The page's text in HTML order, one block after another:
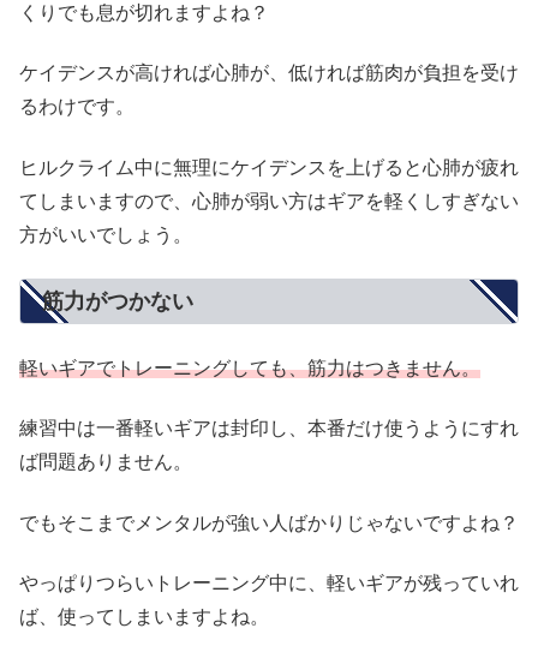
くりでも息が切れますよね？
ケイデンスが高ければ心肺が、低ければ筋肉が負担を受け
るわけです。
ヒルクライム中に無理にケイデンスを上げると心肺が疲れ
てしまいますので、心肺が弱い方はギアを軽くしすぎない
方がいいでしょう。
筋力がつかない
軽いギアでトレーニングしても、筋力はつきません。
練習中は一番軽いギアは封印し、本番だけ使うようにすれ
ば問題ありません。
でもそこまでメンタルが強い人ばかりじゃないですよね？
やっぱりつらいトレーニング中に、軽いギアが残っていれ
ば、使ってしまいますよね。